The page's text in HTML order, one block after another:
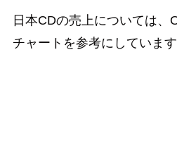
日本CDの売上については、
チャートを参考にしています